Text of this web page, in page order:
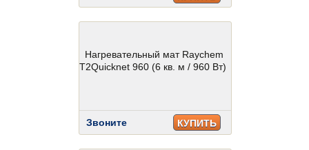
Нагревательный мат Raychem
T2Quicknet 960 (6 кв. м / 960 Вт)
Звоните КУПИТЬ